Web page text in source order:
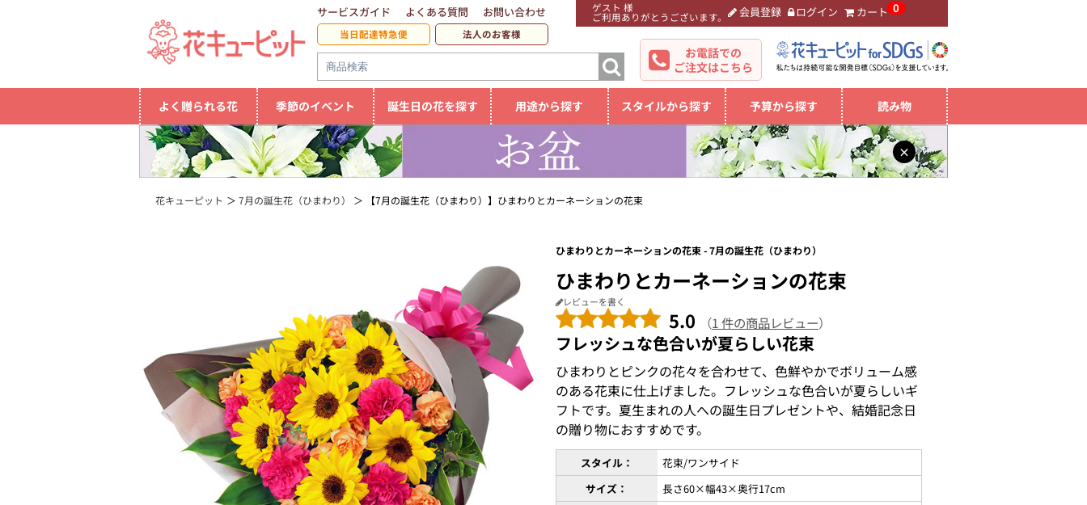
ゲスト 様
ご利用ありがとうございます。 会員登録 ログイン カート 0
サービスガイド よくある質問 お問い合わせ
当日配達特急便 法人のお客様
お電話での
ご注文はこちら
よく贈られる花 季節のイベント 誕生日の花を探す 用途から探す スタイルから探す 予算から探す 読み物
×
花キューピット 7月の誕生花（ひまわり） 【7月の誕生花（ひまわり）】ひまわりとカーネーションの花束
ひまわりとカーネーションの花束 - 7月の誕生花（ひまわり）
ひまわりとカーネーションの花束
レビューを書く
5.0 （1 件の商品レビュー）
フレッシュな色合いが夏らしい花束
ひまわりとピンクの花々を合わせて、色鮮やかでボリューム感
のある花束に仕上げました。フレッシュな色合いが夏らしいギ
フトです。夏生まれの人への誕生日プレゼントや、結婚記念日
の贈り物におすすめです。
スタイル：
花束/ワンサイド
サイズ：
長さ60×幅43×奥行17cm